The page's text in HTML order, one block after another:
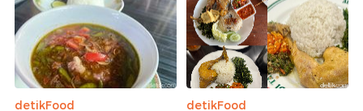
detikFood
detikFood